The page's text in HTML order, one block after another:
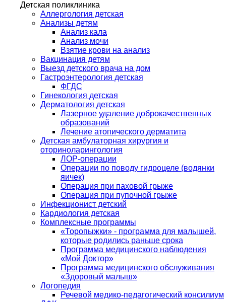
Детская поликлиника
Аллергология детская
Анализы детям
Анализ кала
Анализ мочи
Взятие крови на анализ
Вакцинация детям
Выезд детского врача на дом
Гастроэнтерология детская
ФГДС
Гинекология детская
Дерматология детская
Лазерное удаление доброкачественных
образований
Лечение атопического дерматита
Детская амбулаторная хирургия и
оториноларингология
ЛОР-операции
Операции по поводу гидроцеле (водянки
яичек)
Операция при паховой грыже
Операция при пупочной грыже
Инфекционист детский
Кардиология детская
Комплексные программы
«Торопыжки» - программа для малышей,
которые родились раньше срока
Программа медицинского наблюдения
«Мой Доктор»
Программа медицинского обслуживания
«Здоровый малыш»
Логопедия
Речевой медико-педагогический консилиум